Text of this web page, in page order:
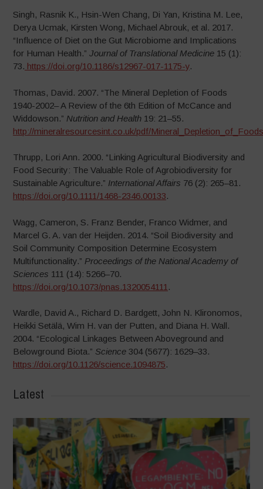
Singh, Rasnik K., Hsin-Wen Chang, Di Yan, Kristina M. Lee,
Derya Ucmak, Kirsten Wong, Michael Abrouk, et al. 2017.
“Influence of Diet on the Gut Microbiome and Implications
for Human Health.”Journal of Translational Medicine 15 (1):
73. https://doi.org/10.1186/s12967-017-1175-y.
Thomas, David. 2007. “The Mineral Depletion of Foods
1940-2002– A Review of the 6th Edition of McCance and
Widdowson.” Nutrition and Health 19: 21–55.
http://mineralresourcesint.co.uk/pdf/
Thrupp, Lori Ann. 2000. “Linking Agricultural Biodiversity and
Food Security: The Valuable Role of Agrobiodiversity for
Sustainable Agriculture.” International Affairs 76 (2): 265–81.
https://doi.org/10.1111/1468-2346.00133.
Wagg, Cameron, S. Franz Bender, Franco Widmer, and
Marcel G. A. van der Heijden. 2014. “Soil Biodiversity and
Soil Community Composition Determine Ecosystem
Multifunctionality.” Proceedings of the National Academy of
Sciences 111 (14): 5266–70.
https://doi.org/10.1073/pnas.1320054111 .
Wardle, David A., Richard D. Bardgett, John N. Klironomos,
Heikki Setälä, Wim H. van der Putten, and Diana H. Wall.
2004. “Ecological Linkages Between Aboveground and
Belowground Biota.” Science 304 (5677): 1629–33.
https://doi.org/10.1126/science.1094875.
Latest